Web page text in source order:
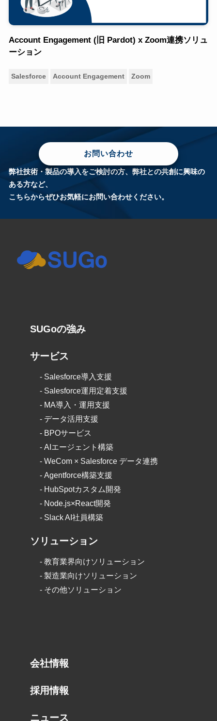
Account Engagement (旧 Pardot) x Zoom連携ソリュ
ーション
Salesforce Account Engagement Zoom
お問い合わせ
弊社技術・製品の導入をご検討の方、弊社との共創に興味の
ある方など、
こちらからぜひお気軽にお問い合わせください。
SUGoの強み
サービス
- Salesforce導入支援
- Salesforce運用定着支援
- MA導入・運用支援
- データ活用支援
- BPOサービス
- AIエージェント構築
- WeCom × Salesforce データ連携
- Agentforce構築支援
- HubSpotカスタム開発
- Node.js×React開発
- Slack AI社員構築
ソリューション
- 教育業界向けソリューション
- 製造業向けソリューション
- その他ソリューション
会社情報
採用情報
ニュース